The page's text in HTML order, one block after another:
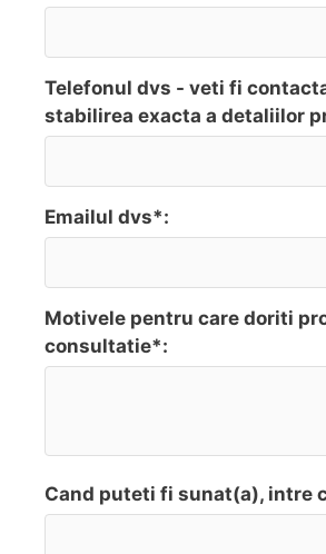
Telefonul dvs - veti fi
stabilirea exacta a detaliilor
Emailul dvs*:
Motivele pentru care doriti
consultatie*:
Cand puteti fi sunat(a), intre